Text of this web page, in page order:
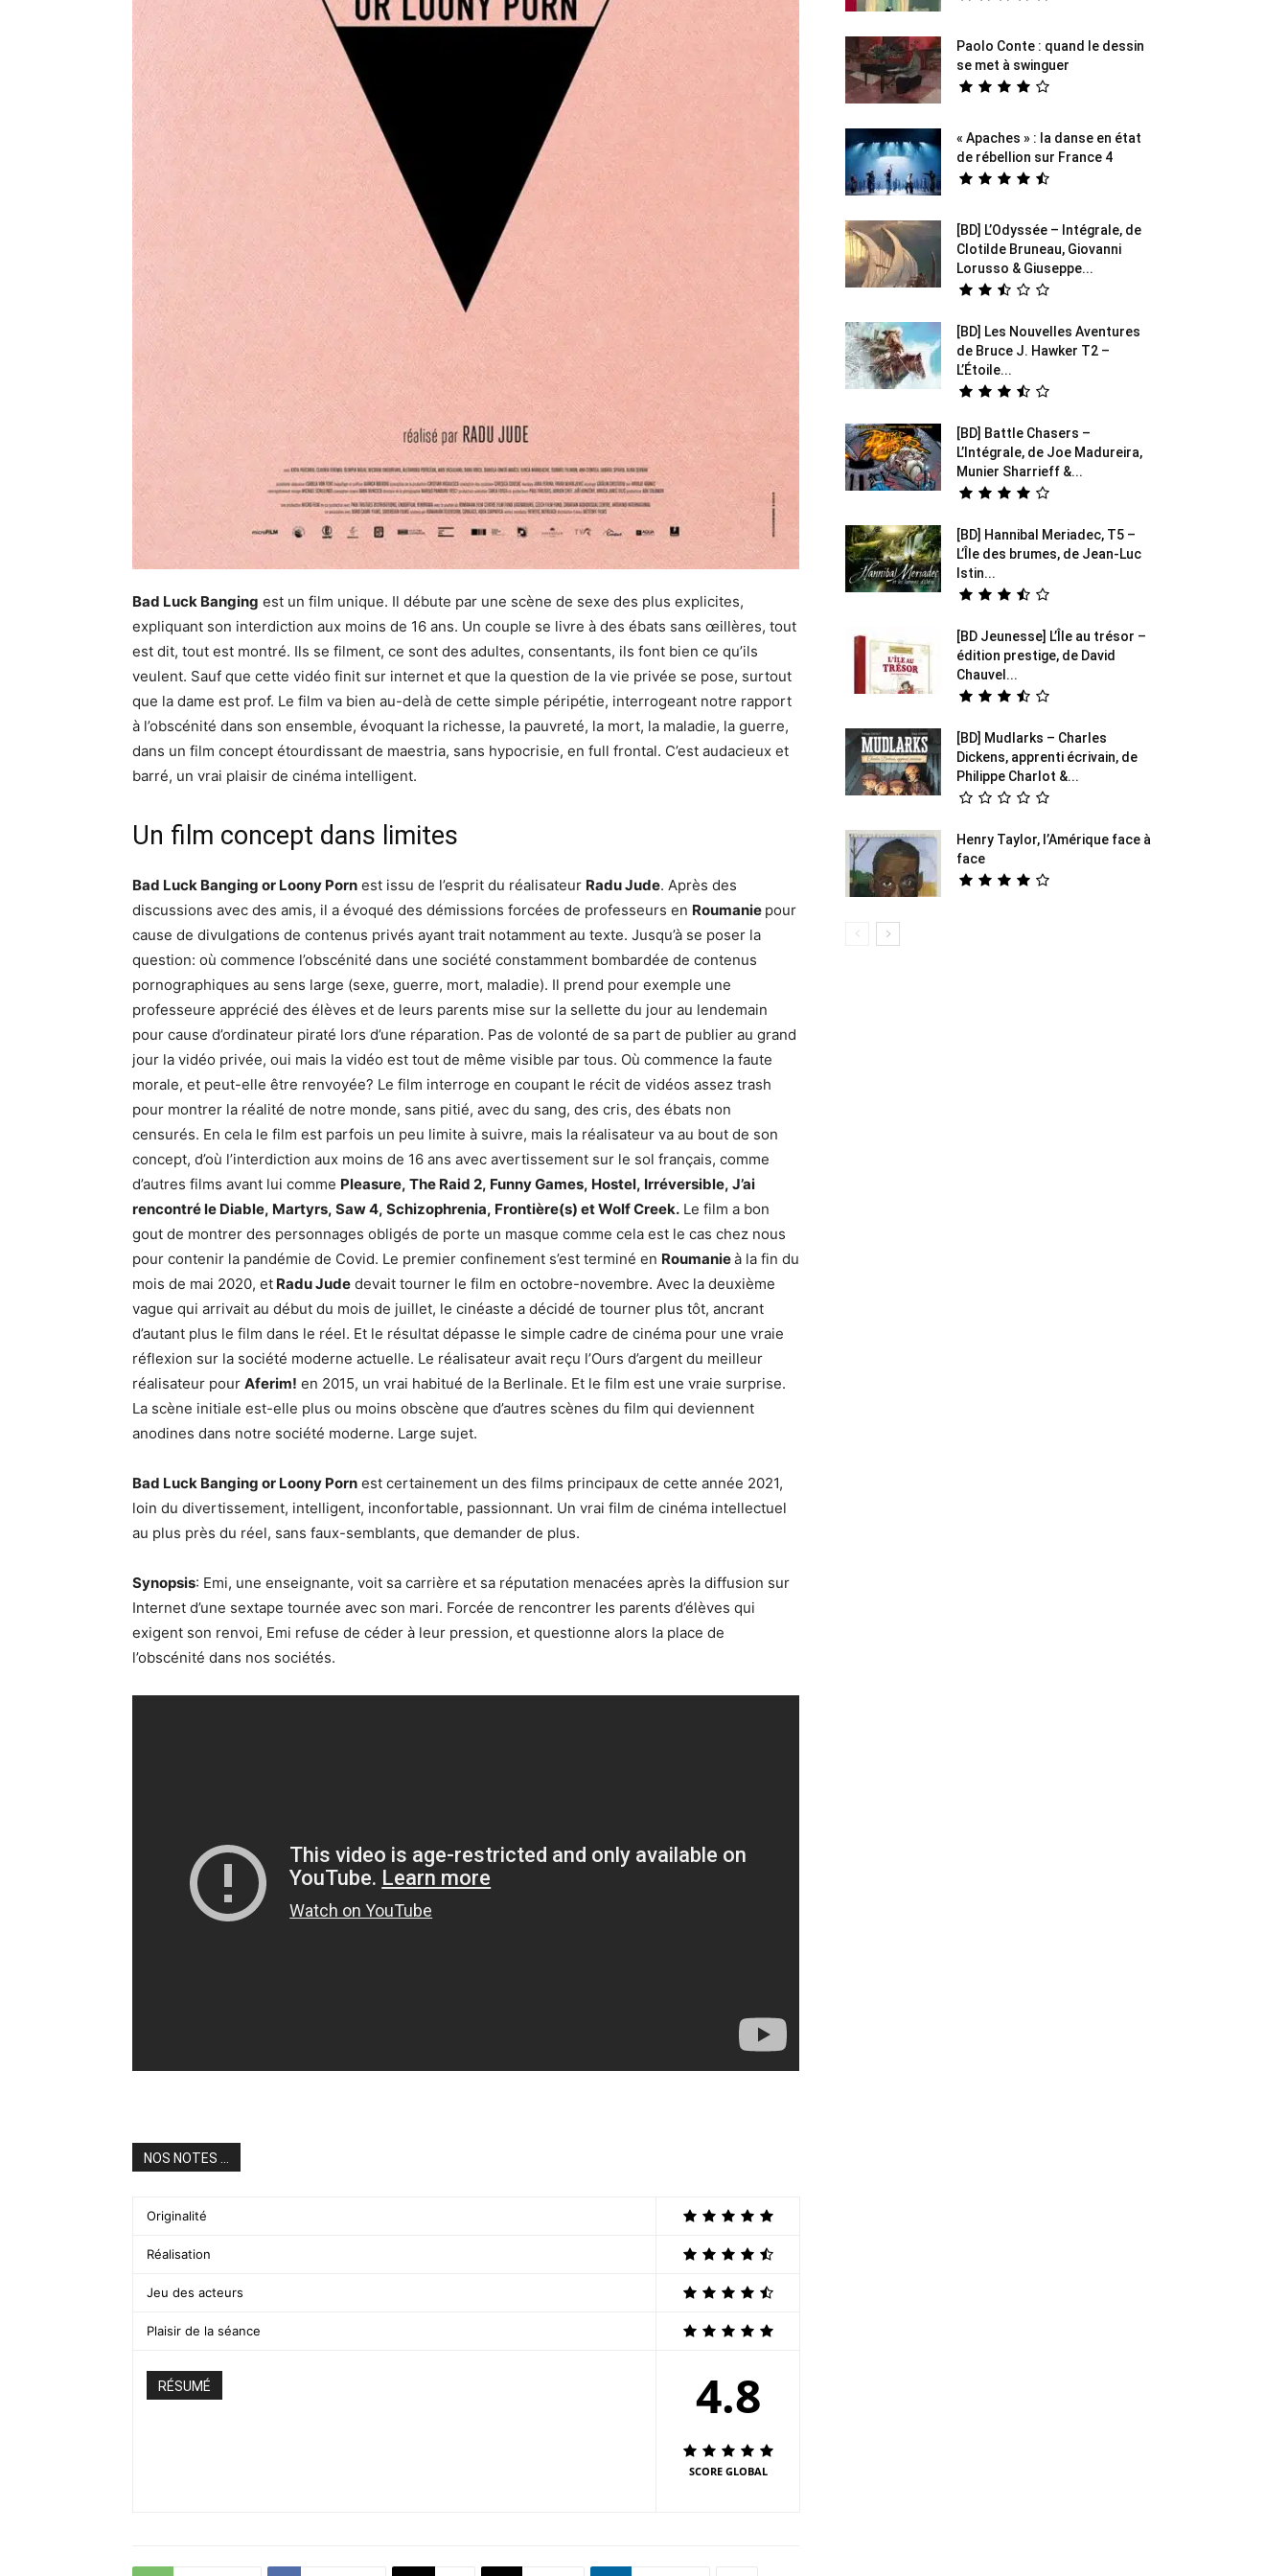
Bad Luck Banging est un film unique. Il débute par une scène de sexe des plus explicites,
expliquant son interdiction aux moins de 16 ans. Un couple se livre à des ébats sans œillères, tout
est dit, tout est montré. Ils se filment, ce sont des adultes, consentants, ils font bien ce qu’ils
veulent. Sauf que cette vidéo finit sur internet et que la question de la vie privée se pose, surtout
que la dame est prof. Le film va bien au-delà de cette simple péripétie, interrogeant notre rapport
à l’obscénité dans son ensemble, évoquant la richesse, la pauvreté, la mort, la maladie, la guerre,
dans un film concept étourdissant de maestria, sans hypocrisie, en full frontal. C’est audacieux et
barré, un vrai plaisir de cinéma intelligent.
Un film concept dans limites
Bad Luck Banging or Loony Porn est issu de l’esprit du réalisateur Radu Jude. Après des
discussions avec des amis, il a évoqué des démissions forcées de professeurs en Roumanie pour
cause de divulgations de contenus privés ayant trait notamment au texte. Jusqu’à se poser la
question: où commence l’obscénité dans une société constamment bombardée de contenus
pornographiques au sens large (sexe, guerre, mort, maladie). Il prend pour exemple une
professeure apprécié des élèves et de leurs parents mise sur la sellette du jour au lendemain
pour cause d’ordinateur piraté lors d’une réparation. Pas de volonté de sa part de publier au grand
jour la vidéo privée, oui mais la vidéo est tout de même visible par tous. Où commence la faute
morale, et peut-elle être renvoyée? Le film interroge en coupant le récit de vidéos assez trash
pour montrer la réalité de notre monde, sans pitié, avec du sang, des cris, des ébats non
censurés. En cela le film est parfois un peu limite à suivre, mais la réalisateur va au bout de son
concept, d’où l’interdiction aux moins de 16 ans avec avertissement sur le sol français, comme
d’autres films avant lui comme Pleasure, The Raid 2, Funny Games, Hostel, Irréversible, J’ai
rencontré le Diable, Martyrs, Saw 4, Schizophrenia, Frontière(s) et Wolf Creek. Le film a bon
gout de montrer des personnages obligés de porte un masque comme cela est le cas chez nous
pour contenir la pandémie de Covid. Le premier confinement s’est terminé en Roumanieà la fin du
mois de mai 2020, et Radu Jude devait tourner le film en octobre-novembre. Avec la deuxième
vague qui arrivait au début du mois de juillet, le cinéaste a décidé de tourner plus tôt, ancrant
d’autant plus le film dans le réel. Et le résultat dépasse le simple cadre de cinéma pour une vraie
réflexion sur la société moderne actuelle. Le réalisateur avait reçu l’Ours d’argent du meilleur
réalisateur pour Aferim! en 2015, un vrai habitué de la Berlinale. Et le film est une vraie surprise.
La scène initiale est-elle plus ou moins obscène que d’autres scènes du film qui deviennent
anodines dans notre société moderne. Large sujet.
Bad Luck Banging or Loony Porn est certainement un des films principaux de cette année 2021,
loin du divertissement, intelligent, inconfortable, passionnant. Un vrai film de cinéma intellectuel
au plus près du réel, sans faux-semblants, que demander de plus.
Synopsis: Emi, une enseignante, voit sa carrière et sa réputation menacées après la diffusion sur
Internet d’une sextape tournée avec son mari. Forcée de rencontrer les parents d’élèves qui
exigent son renvoi, Emi refuse de céder à leur pression, et questionne alors la place de
l’obscénité dans nos sociétés.
NOS NOTES ...
Originalité
Réalisation
Jeu des acteurs
Plaisir de la séance
RÉSUMÉ 4.8
SCORE GLOBAL
Paolo Conte : quand le dessin
se met à swinguer
« Apaches » : la danse en état
de rébellion sur France 4
[BD] L’Odyssée – Intégrale, de
Clotilde Bruneau, Giovanni
Lorusso & Giuseppe...
[BD] Les Nouvelles Aventures
de Bruce J. Hawker T2 –
L’Étoile...
[BD] Battle Chasers –
L’Intégrale, de Joe Madureira,
Munier Sharrieff &...
[BD] Hannibal Meriadec, T5 –
L’Île des brumes, de Jean-Luc
Istin...
[BD Jeunesse] L’Île au trésor –
édition prestige, de David
Chauvel...
[BD] Mudlarks – Charles
Dickens, apprenti écrivain, de
Philippe Charlot &...
Henry Taylor, l’Amérique face à
face